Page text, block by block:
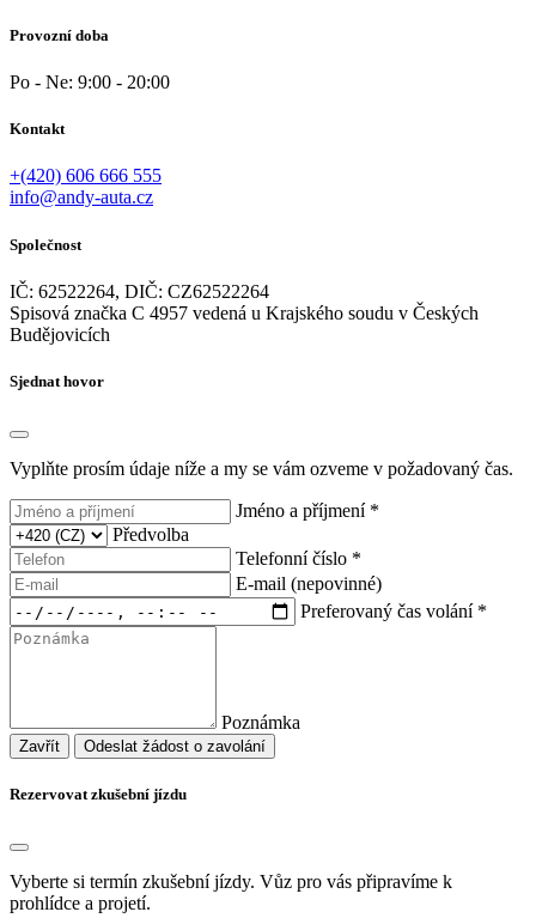
Provozní doba
Po - Ne: 9:00 - 20:00
Kontakt
+(420) 606 666 555
info@andy-auta.cz
Společnost
IČ: 62522264, DIČ: CZ62522264
Spisová značka C 4957 vedená u Krajského soudu v Českých
Budějovicích
Sjednat hovor
Vyplňte prosím údaje níže a my se vám ozveme v požadovaný čas.
Jméno a příjmení *
Předvolba
Telefonní číslo *
E-mail (nepovinné)
Preferovaný čas volání *
Poznámka
Zavřít Odeslat žádost o zavolání
Rezervovat zkušební jízdu
Vyberte si termín zkušební jízdy. Vůz pro vás připravíme k
prohlídce a projetí.